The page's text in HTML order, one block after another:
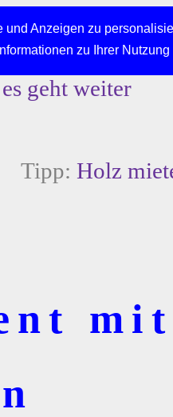
Anzeigen zu
zu Ihrer
geht weiter
Tipp: Holz